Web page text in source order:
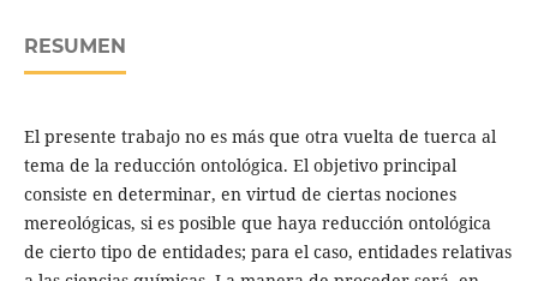
RESUMEN
El presente trabajo no es más que otra vuelta de tuerca al
tema de la reducción ontológica. El objetivo principal
consiste en determinar, en virtud de ciertas nociones
mereológicas, si es posible que haya reducción ontológica
de cierto tipo de entidades; para el caso, entidades relativas